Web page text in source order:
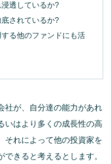
透しているか?
されているか?
る他のファンドにも活
社が、自分達の能力があれ
いはより多くの成長性の高
それによって他の投資家を
できると考えるとします。